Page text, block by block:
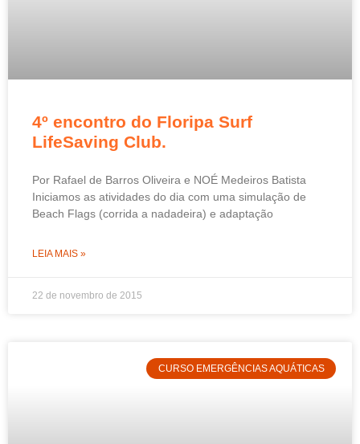
4º encontro do Floripa Surf
LifeSaving Club.
Por Rafael de Barros Oliveira e NOÉ Medeiros Batista
Iniciamos as atividades do dia com uma simulação de
Beach Flags (corrida a nadadeira) e adaptação
LEIA MAIS »
22 de novembro de 2015
CURSO EMERGÊNCIAS AQUÁTICAS